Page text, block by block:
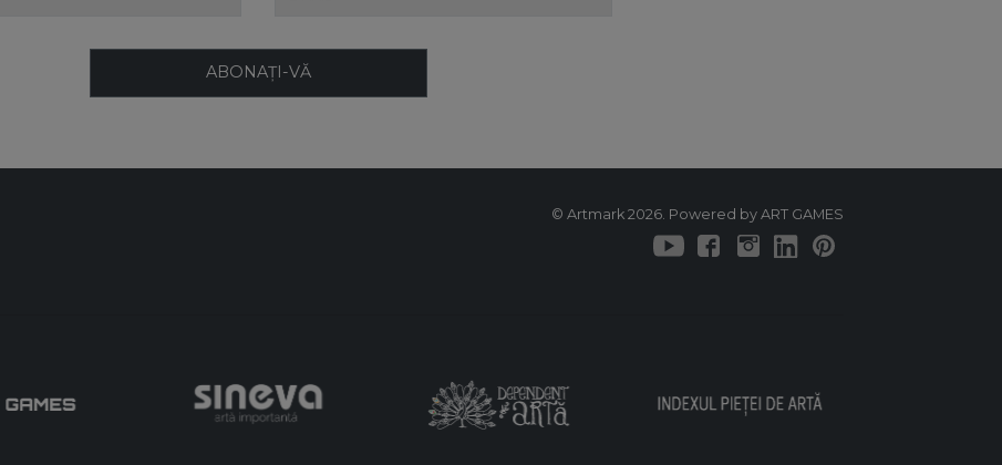
ABONAȚI-VĂ
© Artmark 2026. Powered by ART GAMES